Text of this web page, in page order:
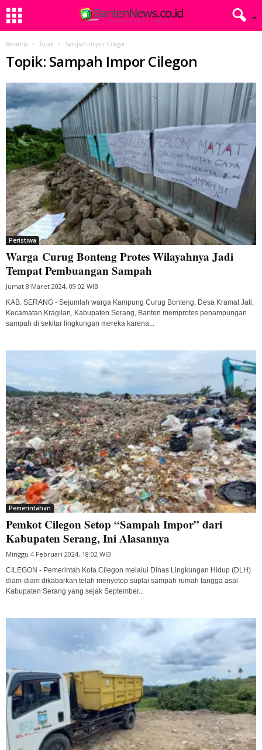
Beranda Topik Sampah Impor Cilegon
Topik: Sampah Impor Cilegon
Peristiwa
Warga Curug Bonteng Protes Wilayahnya Jadi
Tempat Pembuangan Sampah
Jumat 8 Maret 2024, 09:02 WIB
KAB. SERANG - Sejumlah warga Kampung Curug Bonteng, Desa Kramat Jati,
Kecamatan Kragilan, Kabupaten Serang, Banten memprotes penampungan
sampah di sekitar lingkungan mereka karena...
Pemerintahan
Pemkot Cilegon Setop “Sampah Impor” dari
Kabupaten Serang, Ini Alasannya
Minggu 4 Februari 2024, 18:02 WIB
CILEGON - Pemerintah Kota Cilegon melalui Dinas Lingkungan Hidup (DLH)
diam-diam dikabarkan telah menyetop suplai sampah rumah tangga asal
Kabupaten Serang yang sejak September...